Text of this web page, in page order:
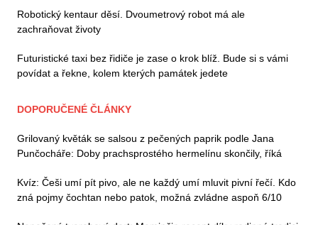
Robotický kentaur děsí. Dvoumetrový robot má ale
zachraňovat životy
Futuristické taxi bez řidiče je zase o krok blíž. Bude si s vámi
povídat a řekne, kolem kterých památek jedete
DOPORUČENÉ ČLÁNKY
Grilovaný květák se salsou z pečených paprik podle Jana
Punčocháře: Doby prachsprostého hermelínu skončily, říká
Kvíz: Češi umí pít pivo, ale ne každý umí mluvit pivní řečí. Kdo
zná pojmy čochtan nebo patok, možná zvládne aspoň 6/10